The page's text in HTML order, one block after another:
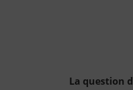
La question